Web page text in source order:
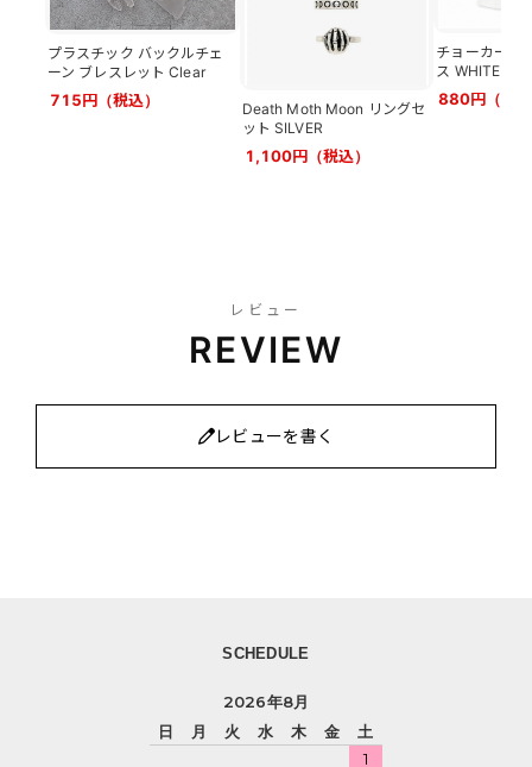
プラスチック バックルチェ
ーン ブレスレット Clear
715円（税込）
Death Moth Moon リングセ
ット SILVER
1,100円（税込）
チョーカー風
ス WHITE
880円（税
レビュー
REVIEW
レビューを書く
SCHEDULE
2026年8月
日
月 火 水 木 金
土
1